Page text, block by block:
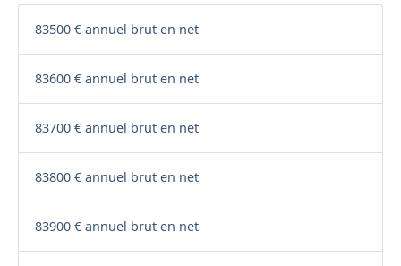
83500 € annuel brut en net
83600 € annuel brut en net
83700 € annuel brut en net
83800 € annuel brut en net
83900 € annuel brut en net